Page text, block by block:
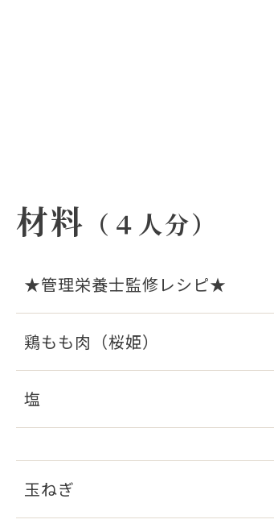
材料 （４人分）
★管理栄養士監修レシピ★
鶏もも肉（桜姫）
塩
玉ねぎ